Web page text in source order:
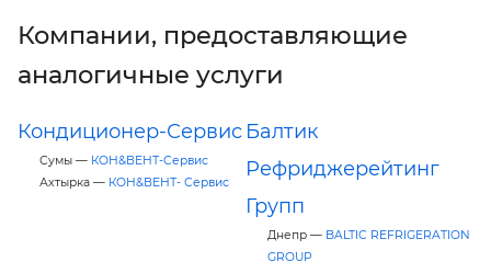
Компании, предоставляющие
аналогичные услуги
Кондиционер-Сервис
Сумы — КОН&ВЕНТ-Сервис
Ахтырка — КОН&ВЕНТ- Сервис
Балтик
Рефриджерейтинг
Групп
Днепр — BALTIC REFRIGERATION
GROUP